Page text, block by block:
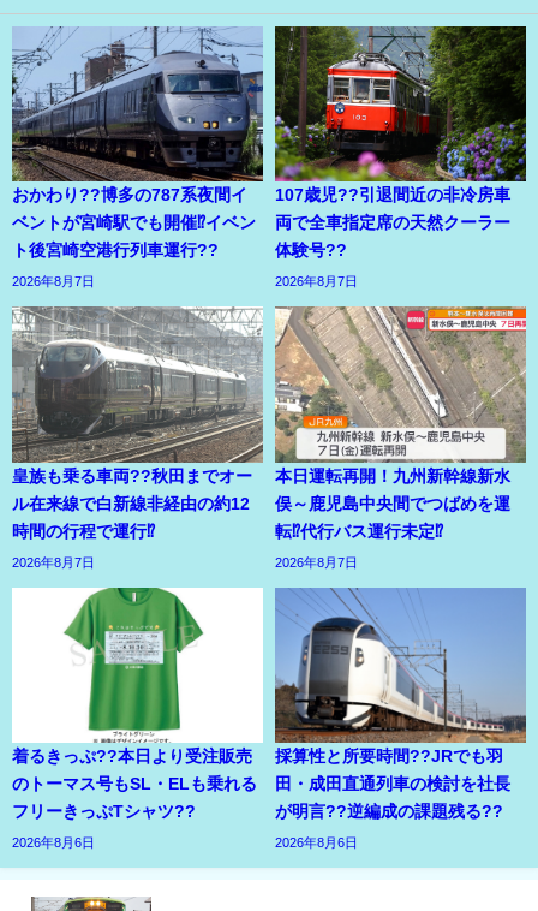
おかわり??博多の787系夜間イ
ベントが宮崎駅でも開催⁉イベン
ト後宮崎空港行列車運行??
2026年8月7日
107歳児??引退間近の非冷房車
両で全車指定席の天然クーラー
体験号??
2026年8月7日
皇族も乗る車両??秋田までオー
ル在来線で白新線非経由の約12
時間の行程で運行⁉
2026年8月7日
本日運転再開！九州新幹線新水
俣～鹿児島中央間でつばめを運
転⁉代行バス運行未定⁉
2026年8月7日
着るきっぷ??本日より受注販売
のトーマス号もSL・ELも乗れる
フリーきっぷTシャツ??
2026年8月6日
採算性と所要時間??JRでも羽
田・成田直通列車の検討を社長
が明言??逆編成の課題残る??
2026年8月6日